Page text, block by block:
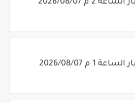
1 م 2026/08/07